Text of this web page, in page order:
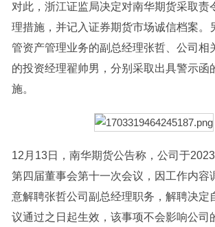
对此，浙江证监局决定对南华期货采取责
理措施，并记入证券期货市场诚信档案。
管资产管理业务的副总经理张哲、公司相
的投资经理翟帅男，分别采取出具警示函
施。
12月13日，南华期货公告称，公司于
第四届董事会第十一次会议，因工作内容
意解聘张哲公司副总经理职务，解聘决定
议通过之日起生效，该事项不会影响公司